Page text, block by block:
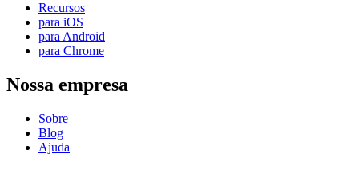
Recursos
para iOS
para Android
para Chrome
Nossa empresa
Sobre
Blog
Ajuda